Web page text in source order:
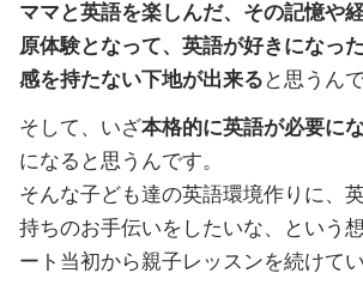
ママと英語を楽しんだ、その記憶や
原体験となって、英語が好きになっ
感を持たない下地が出来る と思うんで
そして、いざ本格的に英語が必要に
になると思うんです。
そんな子ども達の英語環境作りに、
持ちのお手伝いをしたいな、という
ート当初から親子レッスンを続けてい